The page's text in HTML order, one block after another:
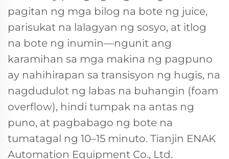
pagitan ng mga bilog na bote ng juice,
parisukat na lalagyan ng sosyo, at itlog
na bote ng inumin—ngunit ang
karamihan sa mga makina ng pagpuno
ay nahihirapan sa transisyon ng hugis, na
nagdudulot ng labas na buhangin (foam
overflow), hindi tumpak na antas ng
puno, at pagbabago ng bote na
tumatagal ng 10–15 minuto. Tianjin ENAK
Automation Equipment Co., Ltd.